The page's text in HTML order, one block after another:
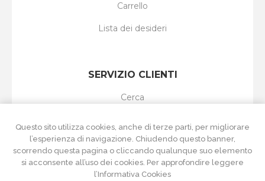
Carrello
Lista dei desideri
SERVIZIO CLIENTI
Cerca
Ultimi prodotti visti
Confronta i prodotti
Questo sito utilizza cookies, anche di terze parti, per migliorare
l’esperienza di navigazione. Chiudendo questo banner,
scorrendo questa pagina o cliccando qualunque suo elemento
si acconsente all’uso dei cookies. Per approfondire leggere
l’Informativa Cookies